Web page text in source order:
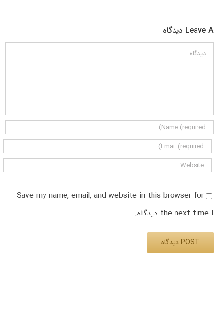
Leave A دیدگاه
دیدگاه
Save my name, email, and website in this browser for
the next time I دیدگاه.